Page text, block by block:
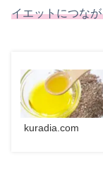
イエットにつな
kuradia.com